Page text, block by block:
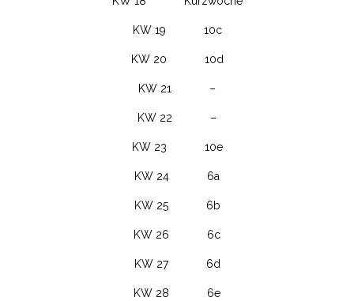
KW 19 10c
KW 20 10d
KW 21 –
KW 22 –
KW 23 10e
KW 24 6a
KW 25 6b
KW 26 6c
KW 27 6d
KW 28 6e